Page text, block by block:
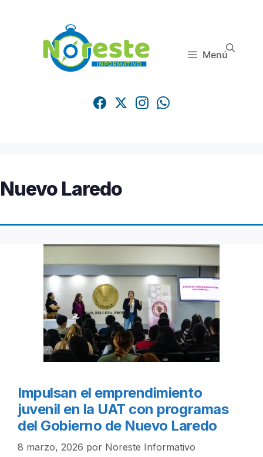
Menú
Nuevo Laredo
Impulsan el emprendimiento
juvenil en la UAT con programas
del Gobierno de Nuevo Laredo
8 marzo, 2026 por Noreste Informativo